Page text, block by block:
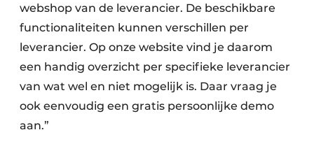
webshop van de leverancier. De beschikbare
functio­naliteiten kunnen verschillen per
leverancier. Op onze website vind je daarom
een handig overzicht per specifieke leverancier
van wat wel en niet mogelijk is. Daar vraag je
ook eenvoudig een gratis persoonlijke demo
aan.”